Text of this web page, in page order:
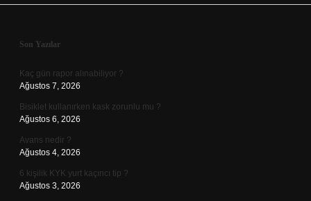
Sidebar
Son Yazılar
Kaç gün rapor alınabiliyor ?
Ağustos 7, 2026
Bisiklet kullanırken kask zorunlu mu ?
Ağustos 6, 2026
Avans nedir ?
Ağustos 4, 2026
6 kişilik KYK yurt kaçıncı tip ?
Ağustos 3, 2026